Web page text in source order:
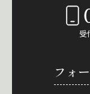
受
フォ